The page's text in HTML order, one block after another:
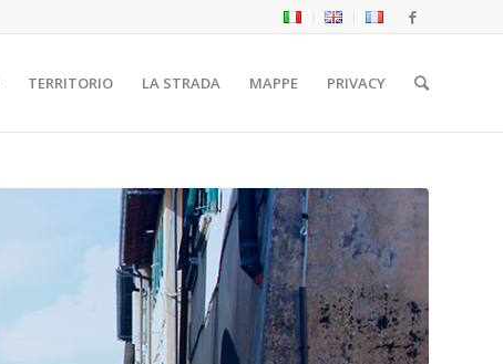
TERRITORIO LA STRADA MAPPE PRIVACY